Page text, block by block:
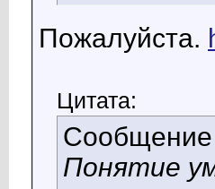
Пожалуйста.
Цитата:
Сообщение
Понятие